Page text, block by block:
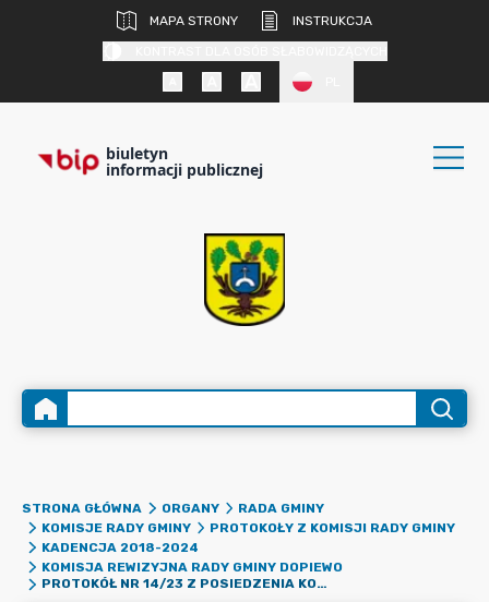
MAPA STRONY
INSTRUKCJA
biuletyn
informacji publicznej
STRONA GŁÓWNA ORGANY
RADA GMINY
KOMISJE RADY GMINY
PROTOKOŁY Z KOMISJI RADY GMINY
KADENCJA 2018-2024
KOMISJA REWIZYJNA RADY GMINY DOPIEWO
PROTOKÓŁ NR 14/23 Z POSIEDZENIA KOMISJI REWIZYJNEJ Z DNIA 17 MAJA 2023 R.